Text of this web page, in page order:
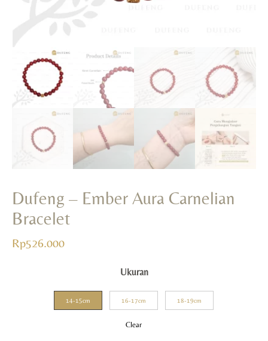
Dufeng – Ember Aura Carnelian
Bracelet
Rp526.000
Ukuran
14-15cm 16-17cm 18-19cm
Clear